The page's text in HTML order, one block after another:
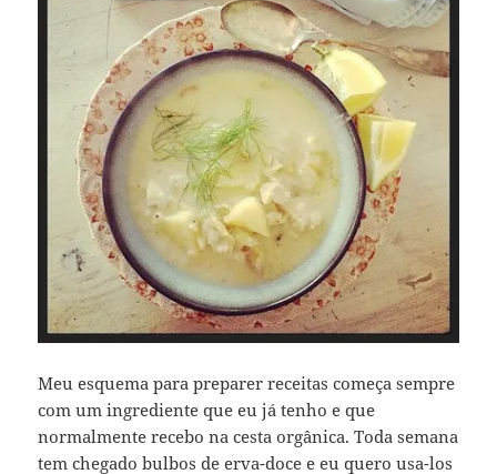
Meu esquema para preparer receitas começa sempre
com um ingrediente que eu já tenho e que
normalmente recebo na cesta orgânica. Toda semana
tem chegado bulbos de erva-doce e eu quero usa-los